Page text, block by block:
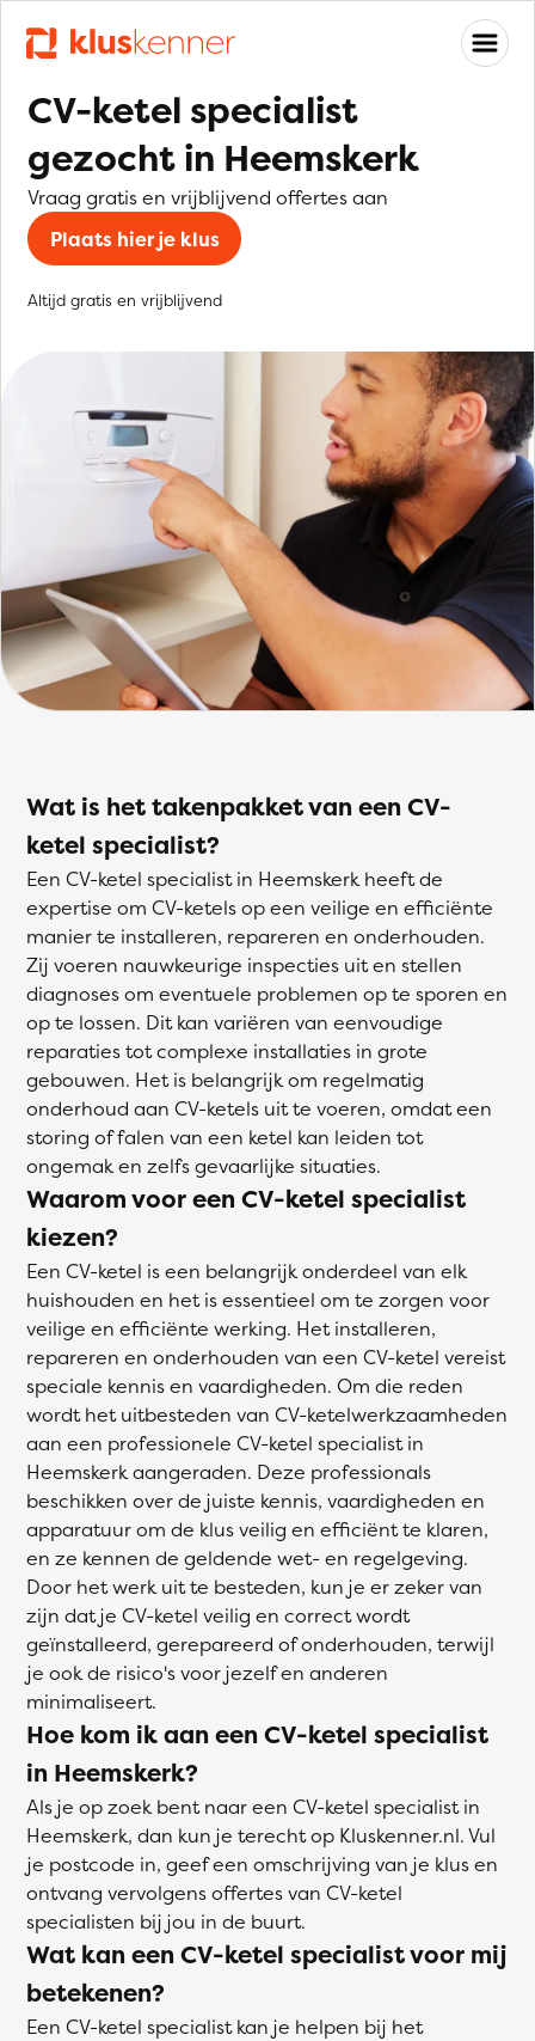
CV-ketel specialist
gezocht in Heemskerk
Vraag gratis en vrijblijvend offertes aan
Plaats hier je klus
Altijd gratis en vrijblijvend
Wat is het takenpakket van een CV-
ketel specialist?
Een CV-ketel specialist in Heemskerk heeft de
expertise om CV-ketels op een veilige en efficiënte
manier te installeren, repareren en onderhouden.
Zij voeren nauwkeurige inspecties uit en stellen
diagnoses om eventuele problemen op te sporen en
op te lossen. Dit kan variëren van eenvoudige
reparaties tot complexe installaties in grote
gebouwen. Het is belangrijk om regelmatig
onderhoud aan CV-ketels uit te voeren, omdat een
storing of falen van een ketel kan leiden tot
ongemak en zelfs gevaarlijke situaties.
Waarom voor een CV-ketel specialist
kiezen?
Een CV-ketel is een belangrijk onderdeel van elk
huishouden en het is essentieel om te zorgen voor
veilige en efficiënte werking. Het installeren,
repareren en onderhouden van een CV-ketel vereist
speciale kennis en vaardigheden. Om die reden
wordt het uitbesteden van CV-ketelwerkzaamheden
aan een professionele CV-ketel specialist in
Heemskerk aangeraden. Deze professionals
beschikken over de juiste kennis, vaardigheden en
apparatuur om de klus veilig en efficiënt te klaren,
en ze kennen de geldende wet- en regelgeving.
Door het werk uit te besteden, kun je er zeker van
zijn dat je CV-ketel veilig en correct wordt
geïnstalleerd, gerepareerd of onderhouden, terwijl
je ook de risico's voor jezelf en anderen
minimaliseert.
Hoe kom ik aan een CV-ketel specialist
in Heemskerk?
Als je op zoek bent naar een CV-ketel specialist in
Heemskerk, dan kun je terecht op Kluskenner.nl. Vul
je postcode in, geef een omschrijving van je klus en
ontvang vervolgens offertes van CV-ketel
specialisten bij jou in de buurt.
Wat kan een CV-ketel specialist voor mij
betekenen?
Een CV-ketel specialist kan je helpen bij het